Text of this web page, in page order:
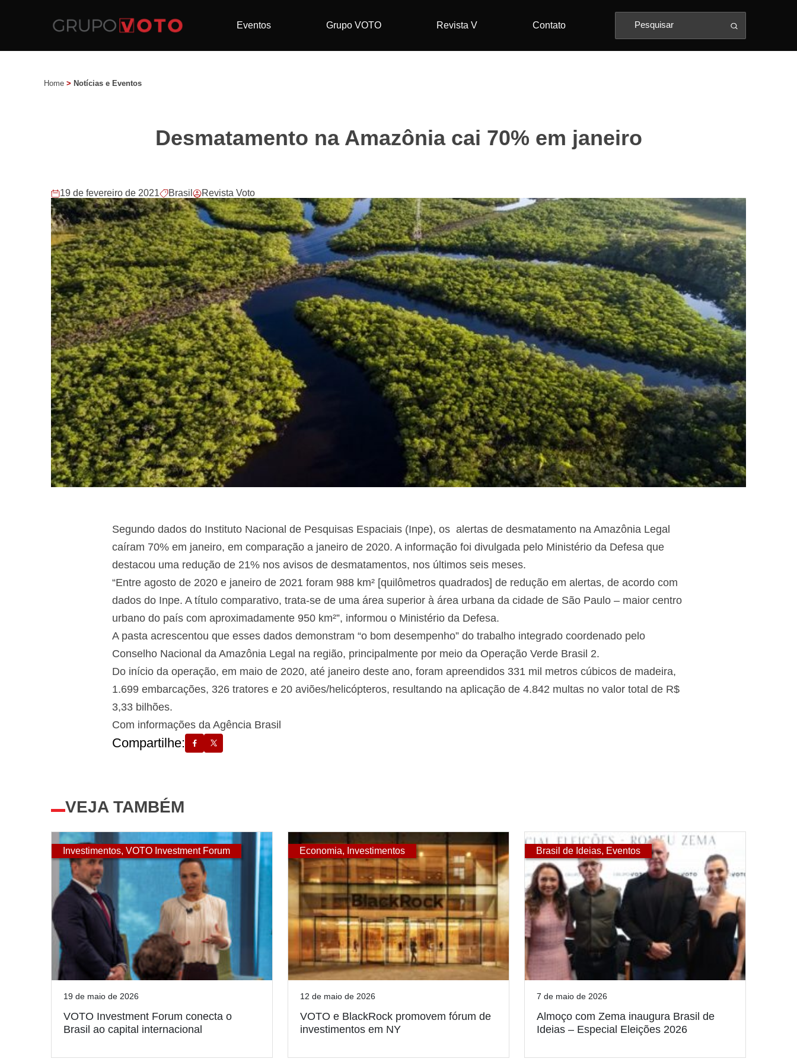
Eventos Grupo VOTO Revista V Contato
Home > Notícias e Eventos
Desmatamento na Amazônia cai 70% em janeiro
19 de fevereiro de 2021 Brasil Revista Voto
Segundo dados do Instituto Nacional de Pesquisas Espaciais (Inpe), os alertas de desmatamento na Amazônia Legal
caíram 70% em janeiro, em comparação a janeiro de 2020. A informação foi divulgada pelo Ministério da Defesa que
destacou uma redução de 21% nos avisos de desmatamentos, nos últimos seis meses.
“Entre agosto de 2020 e janeiro de 2021 foram 988 km² [quilômetros quadrados] de redução em alertas, de acordo com
dados do Inpe. A título comparativo, trata-se de uma área superior à área urbana da cidade de São Paulo – maior centro
urbano do país com aproximadamente 950 km²”, informou o Ministério da Defesa.
A pasta acrescentou que esses dados demonstram “o bom desempenho” do trabalho integrado coordenado pelo
Conselho Nacional da Amazônia Legal na região, principalmente por meio da Operação Verde Brasil 2.
Do início da operação, em maio de 2020, até janeiro deste ano, foram apreendidos 331 mil metros cúbicos de madeira,
1.699 embarcações, 326 tratores e 20 aviões/helicópteros, resultando na aplicação de 4.842 multas no valor total de R$
3,33 bilhões.
Com informações da Agência Brasil
Compartilhe:
VEJA TAMBÉM
Investimentos, VOTO Investment Forum
19 de maio de 2026
VOTO Investment Forum conecta o
Brasil ao capital internacional
Economia, Investimentos
12 de maio de 2026
VOTO e BlackRock promovem fórum de
investimentos em NY
Brasil de Ideias, Eventos
7 de maio de 2026
Almoço com Zema inaugura Brasil de
Ideias – Especial Eleições 2026